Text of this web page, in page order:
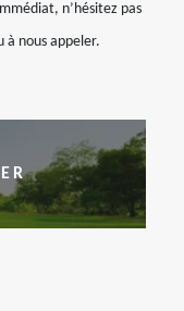
n’hésitez pas
à nous appeler.